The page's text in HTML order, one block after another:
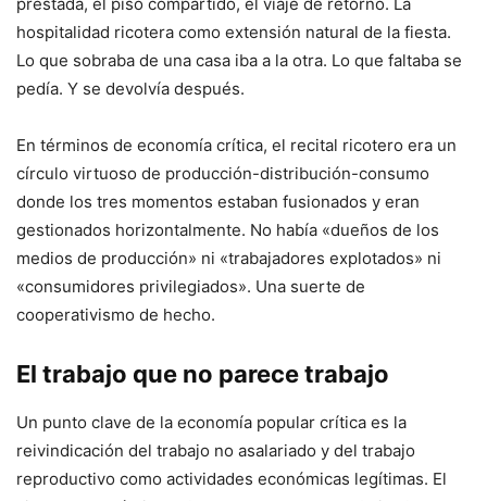
hospitalidad ricotera como extensión natural de la fiesta.
Lo que sobraba de una casa iba a la otra. Lo que faltaba se
pedía. Y se devolvía después.
En términos de economía crítica, el recital ricotero era un
círculo virtuoso de producción-distribución-consumo
donde los tres momentos estaban fusionados y eran
gestionados horizontalmente. No había «dueños de los
medios de producción» ni «trabajadores explotados» ni
«consumidores privilegiados». Una suerte de
cooperativismo de hecho.
El trabajo que no parece trabajo
Un punto clave de la economía popular crítica es la
reivindicación del trabajo no asalariado y del trabajo
reproductivo como actividades económicas legítimas. El